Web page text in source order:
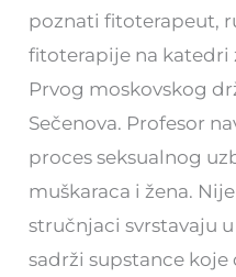
poznati fitoterapeut,
fitoterapije na
Prvog moskovskog
Sečenova. Profesor
proces seksualnog
muškaraca i žena.
stručnjaci svrstavaju
sadrži supstance